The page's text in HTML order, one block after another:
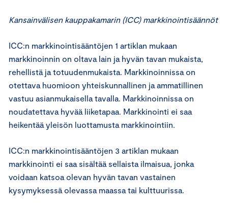
Kansainvälisen kauppakamarin (ICC) markkinointisäännöt
ICC:n markkinointisääntöjen 1 artiklan mukaan
markkinoinnin on oltava lain ja hyvän tavan mukaista,
rehellistä ja totuudenmukaista. Markkinoinnissa on
otettava huomioon yhteiskunnallinen ja ammatillinen
vastuu asianmukaisella tavalla. Markkinoinnissa on
noudatettava hyvää liiketapaa. Markkinointi ei saa
heikentää yleisön luottamusta markkinointiin.
ICC:n markkinointisääntöjen 3 artiklan mukaan
markkinointi ei saa sisältää sellaista ilmaisua, jonka
voidaan katsoa olevan hyvän tavan vastainen
kysymyksessä olevassa maassa tai kulttuurissa.